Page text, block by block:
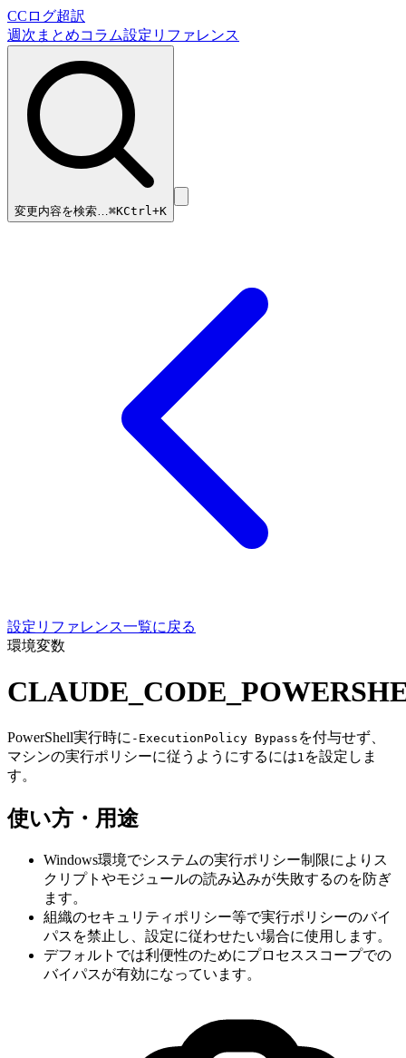
CCログ超訳
週次まとめコラム設定リファレンス
変更内容を検索…⌘KCtrl+K
設定リファレンス一覧に戻る
環境変数
PowerShell実行時に -ExecutionPolicy Bypass を付与せず、
マシンの実行ポリシーに従うようにするには1 を設定しま
す。
使い方・用途
Windows環境でシステムの実行ポリシー制限によりス
クリプトやモジュールの読み込みが失敗するのを防ぎ
ます。
組織のセキュリティポリシー等で実行ポリシーのバイ
パスを禁止し、設定に従わせたい場合に使用します。
デフォルトでは利便性のためにプロセススコープでの
バイパスが有効になっています。